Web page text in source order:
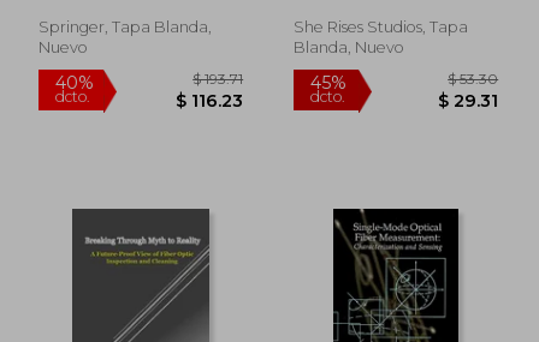
45%
dcto. $ 152.06
45%
dcto.
Springer, Tapa Blanda,
Nuevo
(en Inglés)
She Rises Studios, Tapa
Blanda, Nuevo